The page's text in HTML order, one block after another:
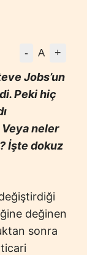
- A +
Jobs’un
Peki hiç
Veya neler
İşte dokuz
değinen
sonra